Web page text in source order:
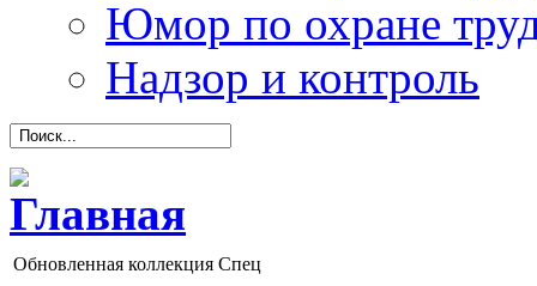
Юмор по охране
Надзор и контроль
Главная
Обновленная коллекция Спец